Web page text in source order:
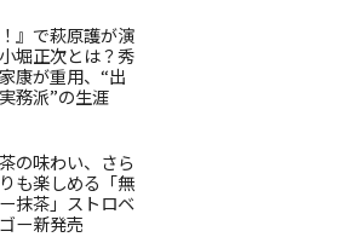
』で萩原護が演
堀正次とは？秀
康が重用、“出
務派”の生涯
の味わい、さら
も楽しめる「無
抹茶」ストロベ
ー新発売